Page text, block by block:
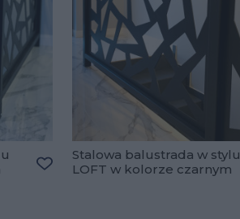
Stalowa balustrada w stylu
LOFT w kolorze czarnym